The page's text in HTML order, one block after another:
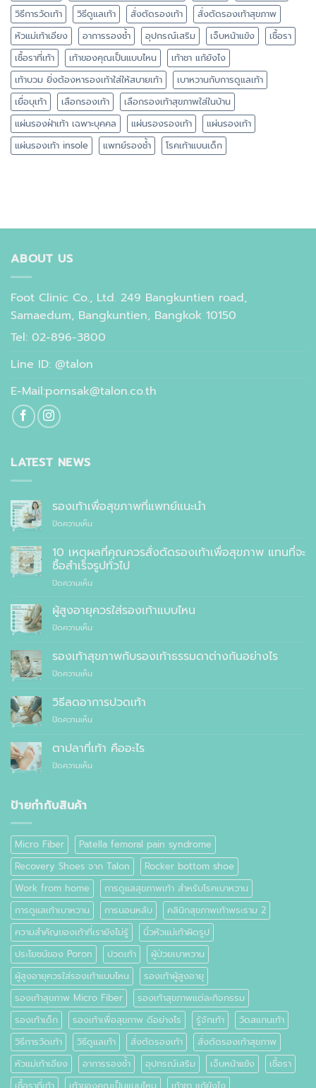
วิธีการวัดเท้า
วิธีดูแลเท้า สั่งตัดรองเท้า
สั่งตัดรองเท้าสุขภาพ
หัวแม่เท้าเอียง
อาการรองช้ำ อุปกรณ์เสริม เจ็บหน้าแข้ง
เชื้อรา
เชื้อราที่เท้า
เท้าของคุณเป็นแบบไหน
เท้าชา แก้ยังไง
เท้าบวม ยิ่งต้องหารองเท้าใส่ให้สบายเท้า
เบาหวานกับการดูแลเท้า
เยื่อบุเท้า
เลือกรองเท้า
เลือกรองเท้าสุขภาพใส่ในบ้าน
แผ่นรองฝ่าเท้า เฉพาะบุคคล
แผ่นรองรองเท้า
แผ่นรองเท้า
แผ่นรองเท้า insole
แพทย์รองช้ำ โรคเท้าแบนเด็ก
ABOUT US
Foot Clinic Co., Ltd. 249 Bangkuntien road,
Samaedum, Bangkuntien, Bangkok 10150
Tel: 02-896-3800
Line ID: @talon
E-Mail:pornsak@talon.co.th
LATEST NEWS
รองเท้าเพื่อสุขภาพที่แพทย์แนะนำ
ปิดความเห็นบน
เพื่อ
สุขภาพ
ที่
แพทย์
10 เหตุผลที่คุณควรสั่งตัดรองเท้าเพื่อสุขภาพ แทนที่จะ
ซื้อสำเร็จรูปทั่วไป
ปิดความเห็นบน
เหตุผล
คุณ
สั่ง
ตัด
รองเท้า
สุขภาพ
สำเร็จรูป
ทั่วไป
ผู้สูงอายุควรใส่รองเท้าแบบไหน
ปิดความเห็นบน
สูง
อายุ
ควร
รองเท้า
ไหน
รองเท้าสุขภาพกับรองเท้าธรรมดาต่างกันอย่างไร
ปิดความเห็นบน
สุขภาพ
กับ
รองเท้า
ต่าง
อย่างไร
วิธีลดอาการปวดเท้า
ปิดความเห็นบน
ลด
อาการ
ปวด
ตาปลาที่เท้า คืออะไร
ปิดความเห็นบน
ป้ายกำกับสินค้า
Micro Fiber
Patella femoral pain syndrome
Recovery Shoes จาก Talon
Rocker bottom shoe
Work from home
การดูแลสุขภาพเท้า สำหรับโรคเบาหวาน
การดูแลเท้าเบาหวาน
การนอนหลับ
คลินิกสุขภาพเท้าพระราม 2
ความสำคัญของเท้าที่เรายังไม่รู้
นิ้วหัวแม่เท้าผิดรูป
ประโยชน์ของ Poron
ปวดเท้า
ผู้ป่วยเบาหวาน
ผู้สูงอายุควรใส่รองเท้าแบบไหน
รองเท้าผู้สูงอายุ
รองเท้าสุขภาพ Micro Fiber
รองเท้าสุขภาพแต่ละกิจกรรม
รองเท้าเด็ก
รองเท้าเพื่อสุขภาพ ดีอย่างไร รู้จักเท้า
วัดสแกนเท้า
วิธีการวัดเท้า
วิธีดูแลเท้า สั่งตัดรองเท้า
สั่งตัดรองเท้าสุขภาพ
หัวแม่เท้าเอียง
อาการรองช้ำ อุปกรณ์เสริม เจ็บหน้าแข้ง
เชื้อรา